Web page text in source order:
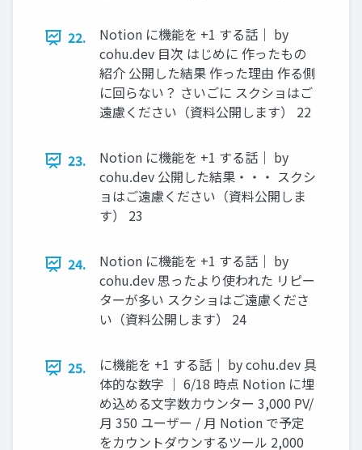
22.
Notion に機能を +1 する話｜ by
cohu.dev 目次 はじめに 作ったもの
紹介 公開した結果 作った理由 作る側
に回らない？ さいごに スクショはご
遠慮ください（資料公開します） 22
23.
Notion に機能を +1 する話｜ by
cohu.dev 公開した結果・・・ スクシ
ョはご遠慮ください（資料公開しま
す） 23
24.
Notion に機能を +1 する話｜ by
cohu.dev 思ったより使われた リピー
ターが多い スクショはご遠慮くださ
い（資料公開します） 24
25.
に機能を +1 する話｜ by cohu.dev 具
体的な数字 ｜ 6/18 時点 Notion に埋
め込める文字数カウンター 3,000 PV/
月 350 ユーザー / 月 Notion で予定
をカウントダウンするツール 2,000